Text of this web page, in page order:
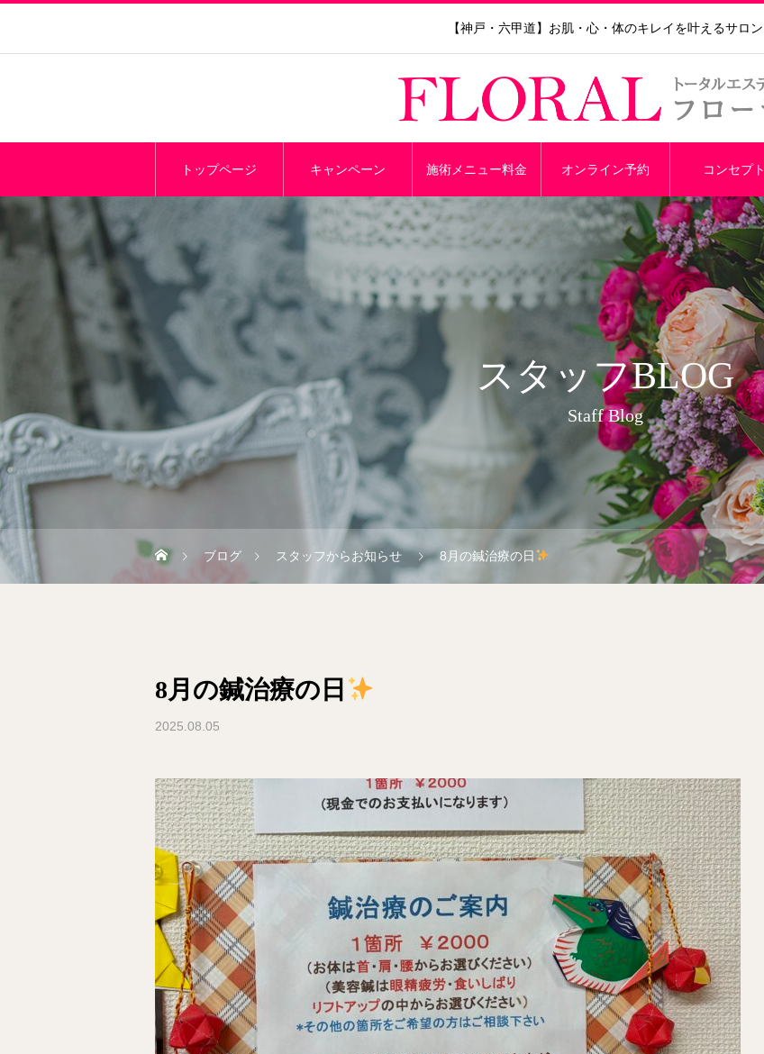
【神戸・六甲道】お肌・心・体のキレイを叶えるサロン
トップページ キャンペーン 施術メニュー料金 オンライン予約 コンセプト
スタッフBLOG
Staff Blog
ブログ スタッフからお知らせ 8月の鍼治療の日
8月の鍼治療の日
2025.08.05